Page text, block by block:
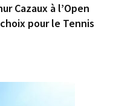
Cazaux à l’Open
pour le Tennis